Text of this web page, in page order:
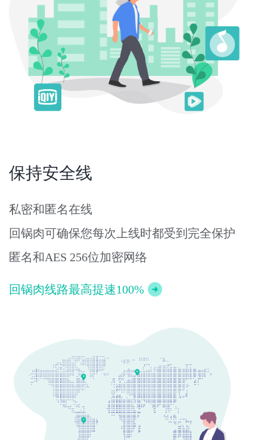
保持安全线
私密和匿名在线
回锅肉可确保您每次上线时都受到完全保护
匿名和AES 256位加密网络
回锅肉线路最高提速100%